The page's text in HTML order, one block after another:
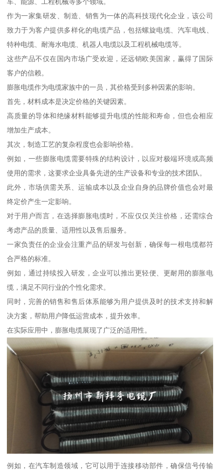
车、能源、工程机械等多个领域。
作为一家集研发、制造、销售为一体的高科技现代化企业，该公司
致力于为客户提供多样化的电缆产品，包括螺旋电缆、汽车电线、
特种电缆、耐海水电缆、机器人电缆以及工程机械电缆等。
这些产品不仅在国内市场广受欢迎，还远销欧美国家，赢得了国际
客户的信赖。
膨胀电缆作为电缆家族中的一员，其价格受到多种因素的影响。
首先，材料成本是决定价格的关键因素。
高质量的导体和绝缘材料能够提升电缆的性能和寿命，但也会相应
增加生产成本。
其次，制造工艺的复杂程度也会影响价格。
例如，一些膨胀电缆需要特殊的结构设计，以应对极端环境或高频
使用的需求，这要求企业具备先进的生产设备和专业的技术团队。
此外，市场供需关系、运输成本以及企业自身的品牌价值也会对最
终定价产生一定影响。
对于用户而言，在选择膨胀电缆时，不应仅仅关注价格，还需综合
考虑产品的质量、适用性以及售后服务。
一家负责任的企业会注重产品的研发与创新，确保每一根电缆都符
合严格的标准。
例如，通过持续投入研发，企业可以推出更轻便、更耐用的膨胀电
缆，满足不同行业的个性化需求。
同时，完善的销售和售后体系能够为用户提供及时的技术支持和解
决方案，帮助用户降低运营成本，提升效率。
在实际应用中，膨胀电缆展现了广泛的适用性。
例如，在汽车制造领域，它可以用于连接移动部件，确保信号传输